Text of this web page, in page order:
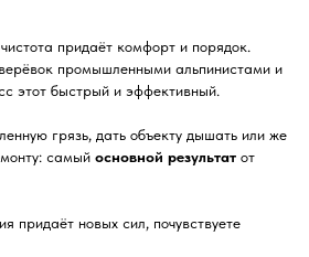
придаёт комфорт и порядок.
промышленными альпинистами и
этот быстрый и эффективный.
грязь, дать объекту дышать или же
самый основной результат от
придаёт новых сил, почувствуете